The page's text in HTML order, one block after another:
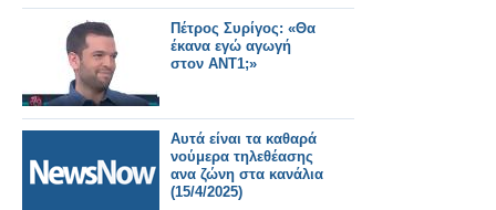
Πέτρος Συρίγος: «Θα
έκανα εγώ αγωγή
στον ΑΝΤ1;»
Αυτά είναι τα καθαρά
νούμερα τηλεθέασης
ανα ζώνη στα κανάλια
(15/4/2025)